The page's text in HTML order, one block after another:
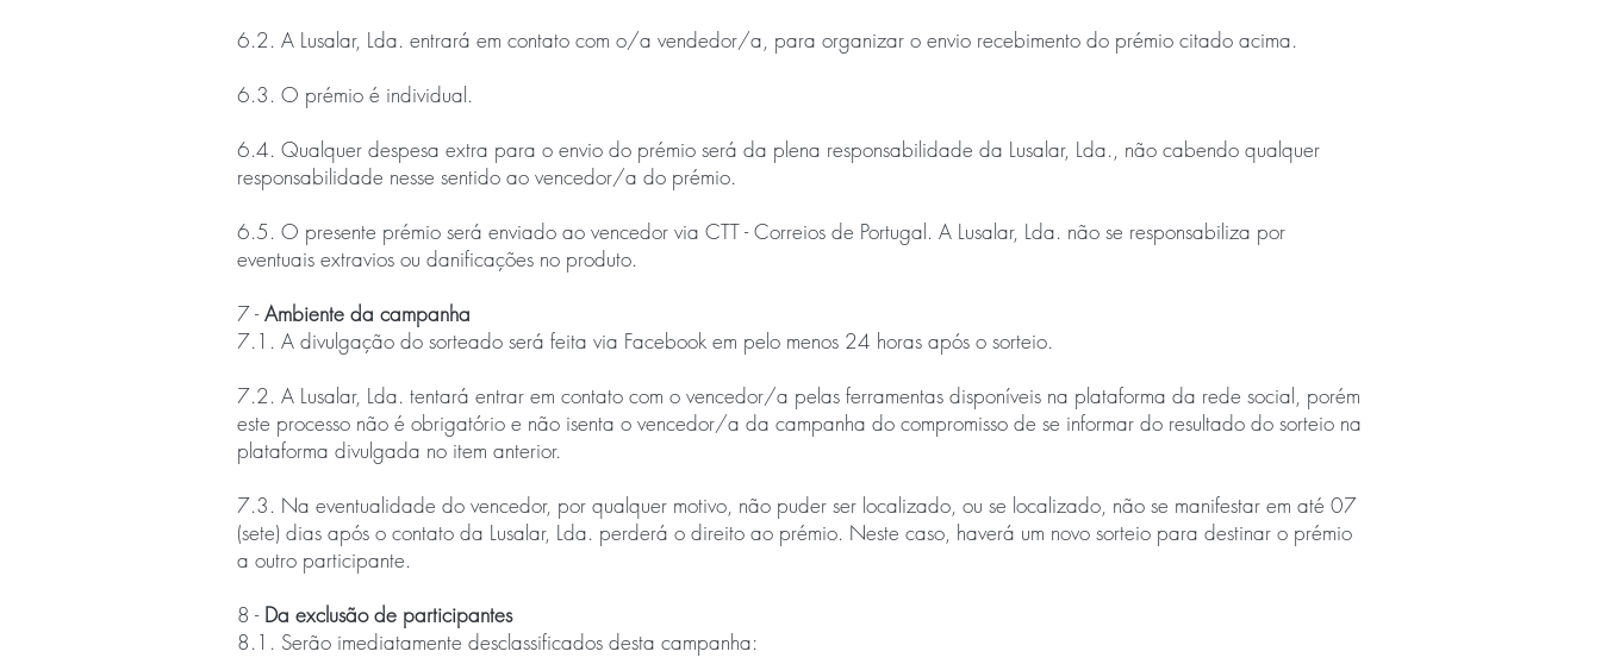
6.2. A Lusalar, Lda. entrará em contato com o/a vendedor/a, para organizar o envio recebimento do prémio citado acima.
6.3. O prémio é individual.
6.4. Qualquer despesa extra para o envio do prémio será da plena responsabilidade da Lusalar, Lda., não cabendo qualquer
responsabilidade nesse sentido ao vencedor/a do prémio.
6.5. O presente prémio será enviado ao vencedor via CTT - Correios de Portugal. A Lusalar, Lda. não se responsabiliza por
eventuais extravios ou danificações no produto.
7 -Ambiente da campanha
7.1. A divulgação do sorteado será feita via Facebook em pelo menos 24 horas após o sorteio.
7.2. A Lusalar, Lda. tentará entrar em contato com o vencedor/a pelas ferramentas disponíveis na plataforma da rede social, porém
este processo não é obrigatório e não isenta o vencedor/a da campanha do compromisso de se informar do resultado do sorteio na
plataforma divulgada no item anterior.
7.3. Na eventualidade do vencedor, por qualquer motivo, não puder ser localizado, ou se localizado, não se manifestar em até 07
(sete) dias após o contato da Lusalar, Lda. perderá o direito ao prémio. Neste caso, haverá um novo sorteio para destinar o prémio
a outro participante.
8 - Da exclusão de participantes
8.1. Serão imediatamente desclassificados desta campanha: